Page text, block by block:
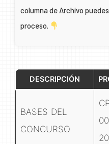
columna de Archivo
proceso.
DESCRIPCIÓN
BASES DEL
CONCURSO